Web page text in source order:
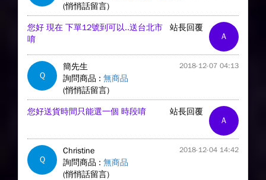
(悄悄話留言)
A
站長回覆
您好 現在 下單12號到可以..送台北市
唷
Q
簡先生 2018-12-07 04:13
詢問商品 : 無商品
(悄悄話留言)
A
站長回覆
您好送貨時間只能選一個 時段唷
Q
Christine 2018-12-04 14:42
詢問商品 : 無商品
(悄悄話留言)